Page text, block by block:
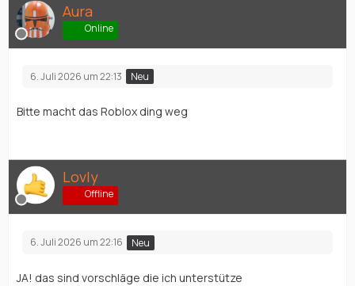
Aura
Online
6. Juli 2026 um 22:13 Neu
Bitte macht das Roblox ding weg
Lovly
Offline
6. Juli 2026 um 22:16 Neu
JA! das sind vorschläge die ich unterstütze